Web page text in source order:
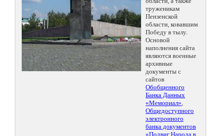
труженикам
Пензенской
области, ковавшим
Победу в тылу.
Основой
наполнения сайта
являются военные
архивные
документы с
сайтов
Обобщенного
Банка Данных
«Мемориал»,
Общедоступного
электронного
банка документов
«Подвиг Народа в